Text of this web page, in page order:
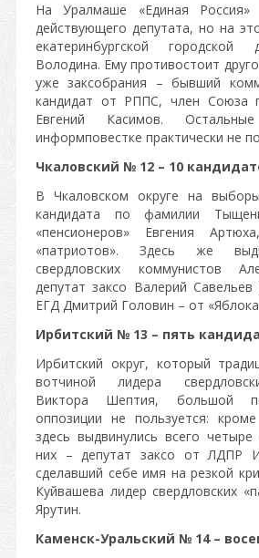
На Уралмаше «Единая Россия»
действующего депутата, но на
екатеринбургской
Володина. Ему противостоит
уже заксобрания – бывший
кандидат от РППС, член Союза
Евгений Касимов.
информповестке практически не
Чкаловский № 12 – 10
В Чкаловском округе на
кандидата по фамилии
«пенсионеров» Евгения
«патриотов». Здесь же
свердловских коммунистов
депутат заксо Валерий
ЕГД Дмитрий Головин – от
Ирбитский № 13 – пять
Ирбитский округ, который
вотчиной лидера
Виктора Шептия, большой
оппозиции не пользуется:
здесь выдвинулись всего четыре
них – депутат заксо от ЛДПР
сделавший себе имя на резкой
Куйвашева лидер свердловских
Ярутин.
Каменск-Уральский № 14 –